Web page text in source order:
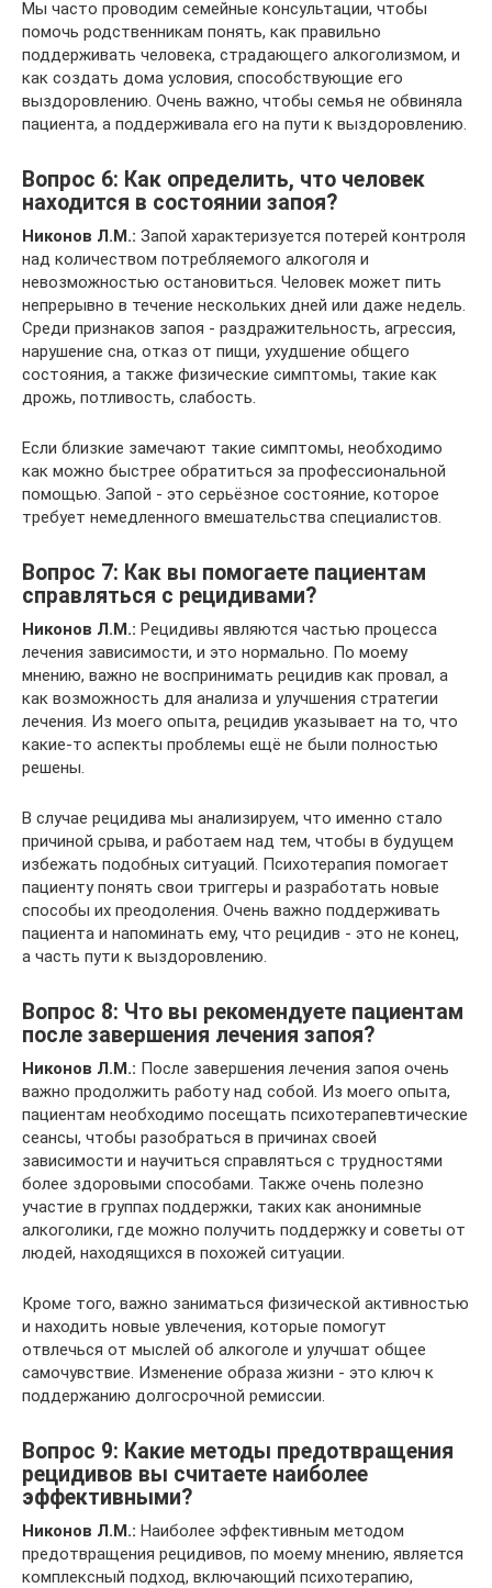
Мы часто проводим семейные консультации, чтобы
помочь родственникам понять, как правильно
поддерживать человека, страдающего алкоголизмом, и
как создать дома условия, способствующие его
выздоровлению. Очень важно, чтобы семья не обвиняла
пациента, а поддерживала его на пути к выздоровлению.
Вопрос 6: Как определить, что человек
находится в состоянии запоя?
Никонов Л.М.: Запой характеризуется потерей контроля
над количеством потребляемого алкоголя и
невозможностью остановиться. Человек может пить
непрерывно в течение нескольких дней или даже недель.
Среди признаков запоя - раздражительность, агрессия,
нарушение сна, отказ от пищи, ухудшение общего
состояния, а также физические симптомы, такие как
дрожь, потливость, слабость.
Если близкие замечают такие симптомы, необходимо
как можно быстрее обратиться за профессиональной
помощью. Запой - это серьёзное состояние, которое
требует немедленного вмешательства специалистов.
Вопрос 7: Как вы помогаете пациентам
справляться с рецидивами?
Никонов Л.М.: Рецидивы являются частью процесса
лечения зависимости, и это нормально. По моему
мнению, важно не воспринимать рецидив как провал, а
как возможность для анализа и улучшения стратегии
лечения. Из моего опыта, рецидив указывает на то, что
какие-то аспекты проблемы ещё не были полностью
решены.
В случае рецидива мы анализируем, что именно стало
причиной срыва, и работаем над тем, чтобы в будущем
избежать подобных ситуаций. Психотерапия помогает
пациенту понять свои триггеры и разработать новые
способы их преодоления. Очень важно поддерживать
пациента и напоминать ему, что рецидив - это не конец,
а часть пути к выздоровлению.
Вопрос 8: Что вы рекомендуете пациентам
после завершения лечения запоя?
Никонов Л.М.: После завершения лечения запоя очень
важно продолжить работу над собой. Из моего опыта,
пациентам необходимо посещать психотерапевтические
сеансы, чтобы разобраться в причинах своей
зависимости и научиться справляться с трудностями
более здоровыми способами. Также очень полезно
участие в группах поддержки, таких как анонимные
алкоголики, где можно получить поддержку и советы от
людей, находящихся в похожей ситуации.
Кроме того, важно заниматься физической активностью
и находить новые увлечения, которые помогут
отвлечься от мыслей об алкоголе и улучшат общее
самочувствие. Изменение образа жизни - это ключ к
поддержанию долгосрочной ремиссии.
Вопрос 9: Какие методы предотвращения
рецидивов вы считаете наиболее
эффективными?
Никонов Л.М.: Наиболее эффективным методом
предотвращения рецидивов, по моему мнению, является
комплексный подход, включающий психотерапию,